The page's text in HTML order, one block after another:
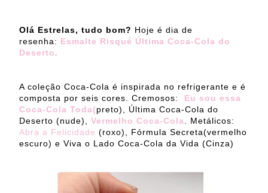
Olá Estrelas, tudo bom? Hoje é dia de
resenha: Esmalte Risqué Última Coca-Cola do
Deserto.
A coleção Coca-Cola é inspirada no refrigerante e é
composta por seis cores. Cremosos: Eu sou essa
Coca-Cola Toda(preto), Última Coca-Cola do
Deserto (nude), Vermelho Coca-Cola
. Metálicos:
Abra a Felicidade (roxo), Fórmula Secreta(vermelho
escuro) e Viva o Lado Coca-Cola da Vida (Cinza)